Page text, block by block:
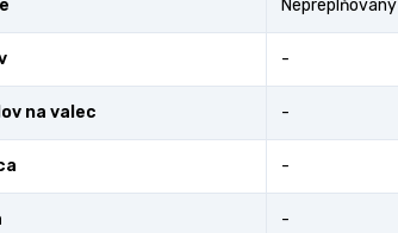
Nepreplňovaný
-
na valec -
-
-